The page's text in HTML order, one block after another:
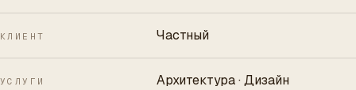
КЛИЕНТ Частный
УСЛУГИ
Архитектура · Дизайн